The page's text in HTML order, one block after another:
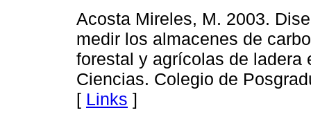
Acosta Mireles, M. 2003.
medir los almacenes de
forestal y agrícolas de ladera
Ciencias. Colegio de
[ Links ]